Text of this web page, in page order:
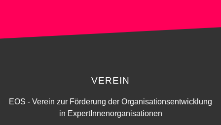
VEREIN
EOS - Verein zur Förderung der Organisationsentwicklung
in ExpertInnenorganisationen